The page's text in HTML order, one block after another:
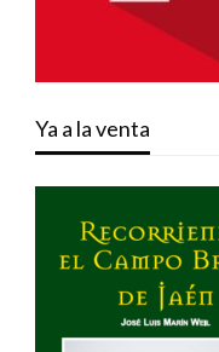
Ya a la venta